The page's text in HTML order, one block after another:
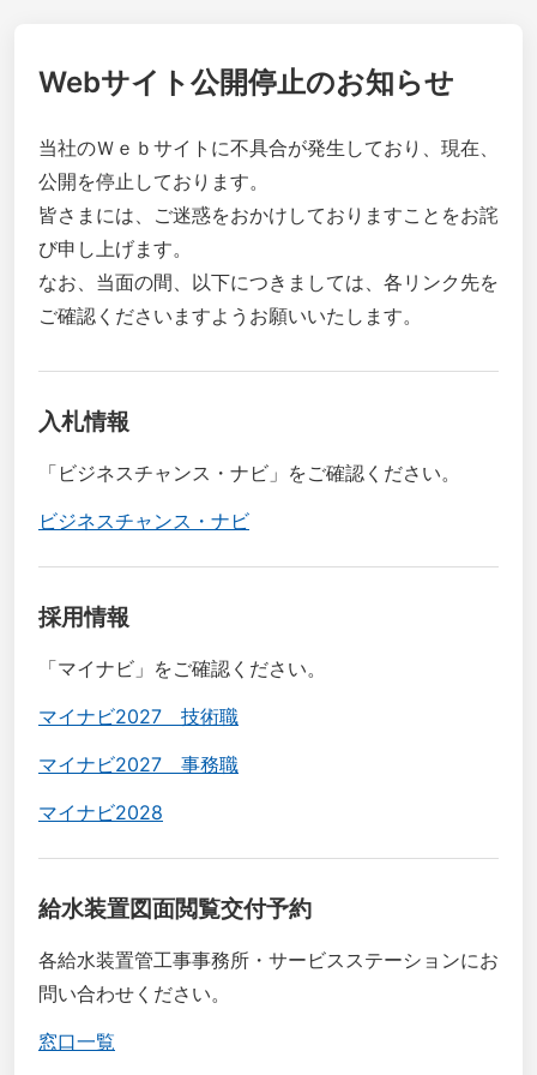
Webサイト公開停止のお知らせ
当社のＷｅｂサイトに不具合が発生しており、現在、
公開を停止しております。
皆さまには、ご迷惑をおかけしておりますことをお詫
び申し上げます。
なお、当面の間、以下につきましては、各リンク先を
ご確認くださいますようお願いいたします。
入札情報
「ビジネスチャンス・ナビ」をご確認ください。
ビジネスチャンス・ナビ
採用情報
「マイナビ」をご確認ください。
マイナビ2027 技術職
マイナビ2027 事務職
マイナビ2028
給水装置図面閲覧交付予約
各給水装置管工事事務所・サービスステーションにお
問い合わせください。
窓口一覧